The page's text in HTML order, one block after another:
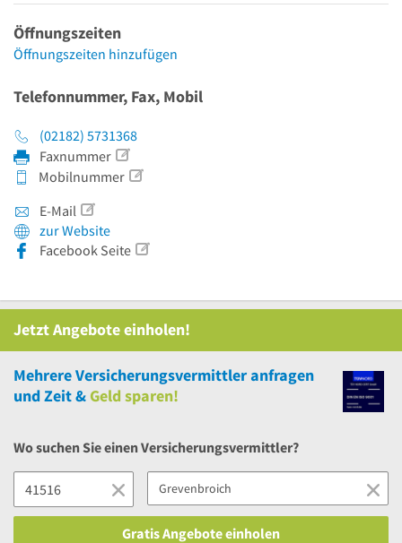
Öffnungszeiten
Öffnungszeiten hinzufügen
Telefonnummer, Fax, Mobil
(02182) 5731368
Faxnummer
Mobilnummer
E-Mail
zur Website
Facebook Seite
Jetzt Angebote einholen!
MehrereVersicherungsvermittler anfragen
und Zeit &Geld sparen!
Wo suchen Sie einen Versicherungsvermittler?
Gratis Angebote einholen